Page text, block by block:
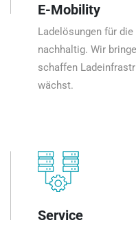
E-Mobility
Ladelösungen für
nachhaltig. Wir
schaffen
wächst.
Service